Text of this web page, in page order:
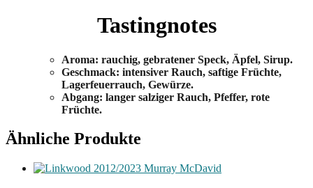
Tastingnotes
Aroma: rauchig, gebratener Speck, Äpfel, Sirup.
Geschmack: intensiver Rauch, saftige Früchte,
Lagerfeuerrauch, Gewürze.
Abgang: langer salziger Rauch, Pfeffer, rote
Früchte.
Ähnliche Produkte